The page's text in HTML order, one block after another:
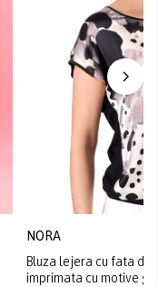
NORA
Bluza lejera cu fata
imprimata cu motive